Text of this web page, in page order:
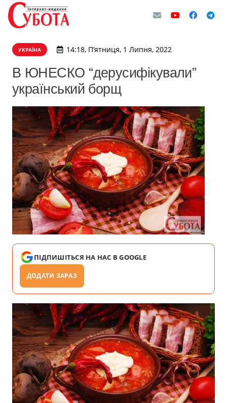
УКРАЇНА 14:18, П’ятниця, 1 Липня, 2022
В ЮНЕСКО “дерусифікували”
український борщ
ПІДПИШІТЬСЯ НА НАС В GOOGLE
ДОДАТИ ЗАРАЗ